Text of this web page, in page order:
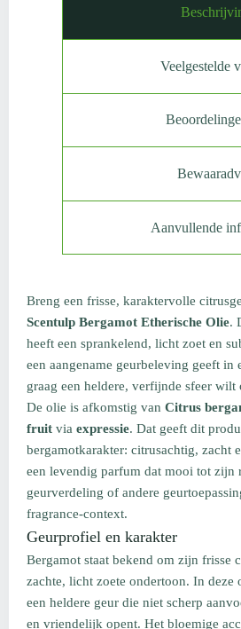
Veelgestelde
Aanvullende
Breng een frisse, karaktervolle
Scentulp Bergamot Etherische Olie.
heeft een sprankelend, licht zoet en
een aangename geurbeleving geeft in
graag een heldere, verfijnde sfeer wilt
De olie is afkomstig van Citrus
fruit via expressie. Dat geeft dit
bergamotkarakter: citrusachtig, zacht
een levendig parfum dat mooi tot zijn
geurverdeling of andere
fragrance-context.
Geurprofiel en karakter
Bergamot staat bekend om zijn frisse
zachte, licht zoete ondertoon. In deze
een heldere geur die niet scherp
en vriendelijk opent. Het bloemige